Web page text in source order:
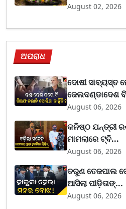
August 02, 2026
ଅପରାଧ
ଦୋଷୀ ସାବ୍ୟସ୍ତ
ଜେଲଦଣ୍ଡାଦେଶ
August 06, 2026
କନିଷ୍ଠ ଯନ୍ତ୍ରୀ
ମାମଲାରେ ଟ୍ବି...
August 06, 2026
ତରୁଣ ତେଜପାଲ
ଆସିଲା ପୀଡ଼ିତାଙ୍...
August 06, 2026